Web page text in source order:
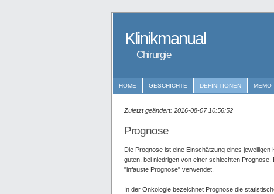
Klinikmanual
Chirurgie
HOME GESCHICHTE DEFINITIONEN MEMO
Zuletzt geändert: 2016-08-07 10:56:52
Prognose
Die Prognose ist eine Einschätzung eines
guten, bei niedrigen von einer schlechten
"infauste Prognose" verwendet.
In der Onkologie bezeichnet Prognose die